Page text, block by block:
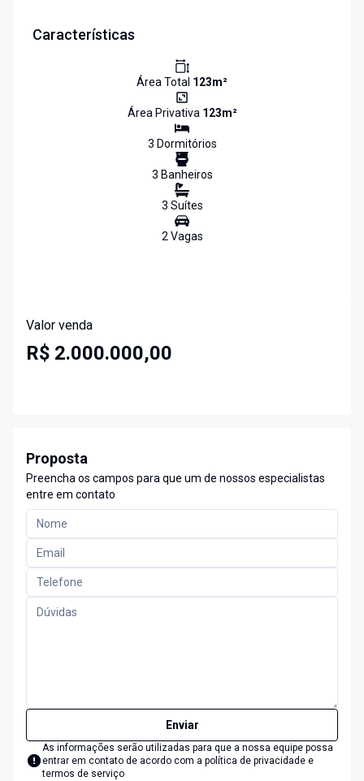
Características
Área Total 123m²
Área Privativa 123m²
3 Dormitórios
3 Banheiros
3 Suítes
2Vagas
Valor venda
R$ 2.000.000,00
Proposta
Preencha os campos para que um de nossos especialistas
entre em contato
Enviar
As informações serão utilizadas para que a nossa equipe possa
entrar em contato de acordo com a política de privacidade e
termos de serviço